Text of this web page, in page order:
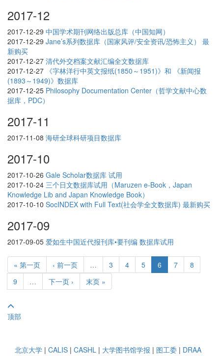
2017-12
2017-12-29 中国学术期刊网络出版总库（中国知网）
2017-12-29 Jane’s系列数据库（国家风评/安全资讯/恐怖主义） 最
新购买
2017-12-27 清代外交档案文献汇编全文数据库
2017-12-27 《字林洋行中英文报纸(1850～1951)》和 《新闻报
(1893～1949)》数据库
2017-12-25 Philosophy Documentation Center（哲学文献中心数
据库，PDC）
2017-11
2017-11-08 海研全球科研项目数据库
2017-10
2017-10-26 Gale Scholar数据库 试用
2017-10-24 三个日文数据库试用（Maruzen e-Book，Japan
Knowledge Lib and Japan Knowledge Book）
2017-10-10 SocINDEX with Full Text(社会学全文数据库) 最新购买
2017-09
2017-09-05 爱如生中国近代报刊库•要刊编 数据库试用
« 第一页 ‹ 前一页 … 3 4 5 6 7
8
9
… 下一页 › 末页 »
顶部
北京大学 | CALIS | CASHL | 大学图书馆学报 | 图工委 | DRAA